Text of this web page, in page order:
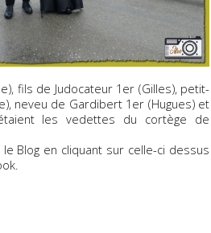
fils de Judocateur 1er (Gilles), petit-
neveu de Gardibert 1er (Hugues) et
les vedettes du cortège de
Blog en cliquant sur celle-ci dessus